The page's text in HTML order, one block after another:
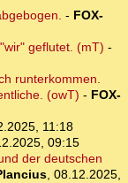
- FOX-
geflutet. (mT) -
runterkommen.
(owT) - FOX-
11:18
09:15
der deutschen
, 08.12.2025,